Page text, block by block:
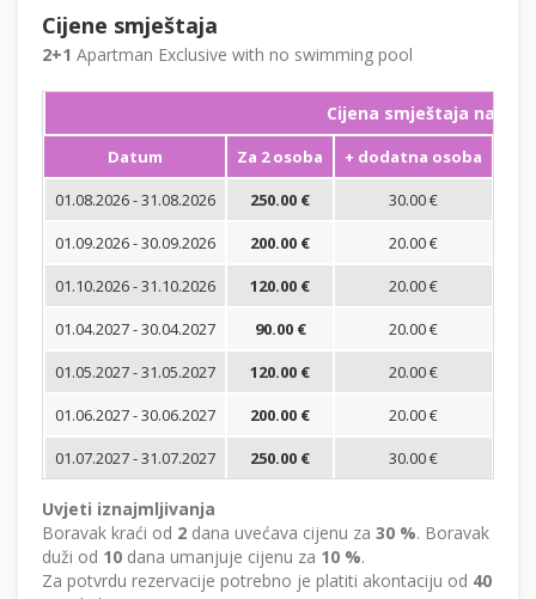
Cijene smještaja
2+1 Apartman Exclusive with no swimming pool
Cijena smještaja na noć
Datum Za 2 osoba + dodatna osoba
01.08.2026 - 31.08.2026
250.00 €
30.00 €
01.09.2026 - 30.09.2026
200.00 €
20.00 €
01.10.2026 - 31.10.2026
120.00 €
20.00 €
01.04.2027 - 30.04.2027
90.00 €
20.00 €
01.05.2027 - 31.05.2027
120.00 €
20.00 €
01.06.2027 - 30.06.2027
200.00 €
20.00 €
01.07.2027 - 31.07.2027
250.00 € 30.00 €
Uvjeti iznajmljivanja
Boravak kraći od 2 dana uvećava cijenu za 30 %. Boravak
duži od 10 dana umanjuje cijenu za 10 %.
Za potvrdu rezervacije potrebno je platiti akontaciju od 40